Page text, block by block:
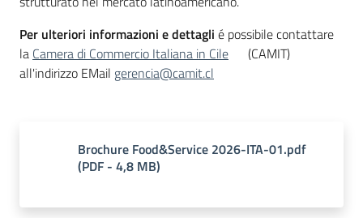
Per ulteriori informazioni e dettagli é possibile contattare
la Camera di Commercio Italiana in Cile
(CAMIT)
all'indirizzo EMail gerencia@camit.cl
Brochure Food&Service 2026-ITA-01.pdf
(PDF - 4,8 MB)